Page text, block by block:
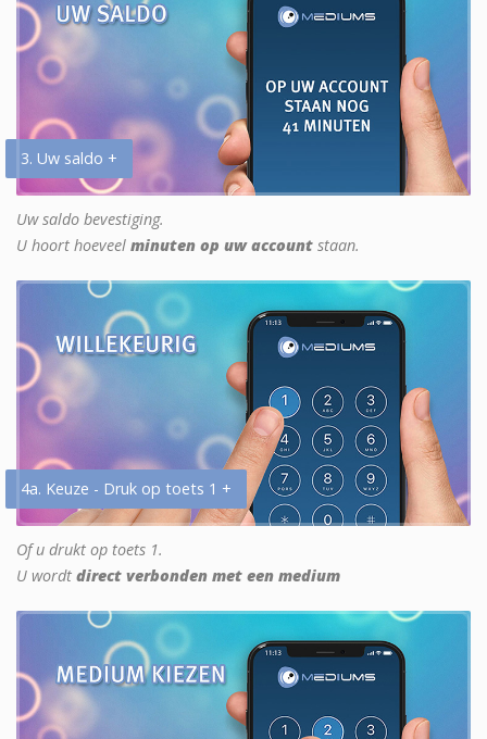
3. Uw saldo +
Uw saldo bevestiging.
U hoort hoeveel minuten op uw account staan.
4a. Keuze - Druk op toets 1 +
Of u drukt op toets 1.
U wordt direct verbonden met een medium